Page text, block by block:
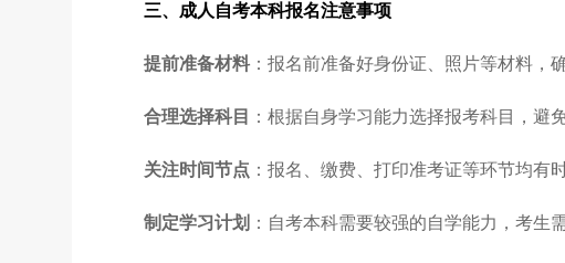
三、成人自考本科报名注意事项
提前准备材料 ：报名前准备好身份证、照片等材料，
合理选择科目 ：根据自身学习能力选择报考科目，避
关注时间节点 ：报名、缴费、打印准考证等环节均有
制定学习计划 ：自考本科需要较强的自学能力，考生